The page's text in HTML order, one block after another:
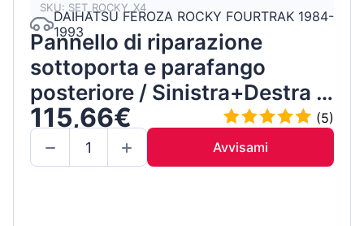
SKU: SET_ROCKY_X4
DAIHATSU FEROZA ROCKY FOURTRAK 1984-
1993
Pannello di riparazione
sottoporta e parafango
posteriore / Sinistra+Destra /
Set
115,66€
(5)
Avvisami